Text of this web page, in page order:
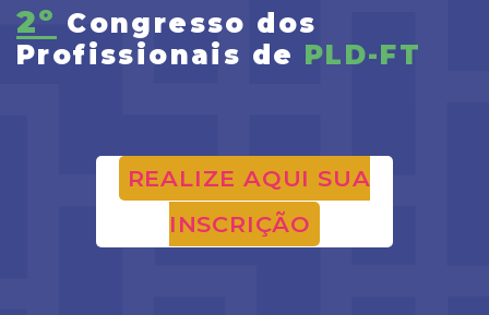
2º Congresso dos
Profissionais de PLD-FT
REALIZE AQUI SUA
INSCRIÇÃO